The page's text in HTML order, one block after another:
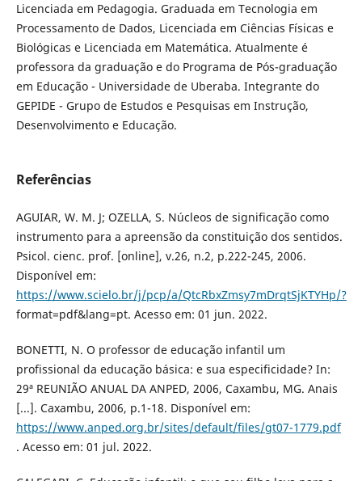
Licenciada em Pedagogia. Graduada em Tecnologia em
Processamento de Dados, Licenciada em Ciências Físicas e
Biológicas e Licenciada em Matemática. Atualmente é
professora da graduação e do Programa de Pós-graduação
em Educação - Universidade de Uberaba. Integrante do
GEPIDE - Grupo de Estudos e Pesquisas em Instrução,
Desenvolvimento e Educação.
Referências
AGUIAR, W. M. J; OZELLA, S. Núcleos de significação como
instrumento para a apreensão da constituição dos sentidos.
Psicol. cienc. prof. [online], v.26, n.2, p.222-245, 2006.
Disponível em:
https://www.scielo.br/j/pcp/a/QtcRbxZmsy7mDrqtSjKTYHp/?
format=pdf&lang=pt. Acesso em: 01 jun. 2022.
BONETTI, N. O professor de educação infantil um
profissional da educação básica: e sua especificidade? In:
29ª REUNIÃO ANUAL DA ANPED, 2006, Caxambu, MG. Anais
[...]. Caxambu, 2006, p.1-18. Disponível em:
https://www.anped.org.br/sites/default/files/gt07-1779.pdf
. Acesso em: 01 jul. 2022.